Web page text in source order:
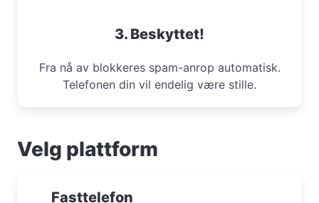
3. Beskyttet!
Fra nå av blokkeres spam-anrop automatisk.
Telefonen din vil endelig være stille.
Velg plattform
Fasttelefon